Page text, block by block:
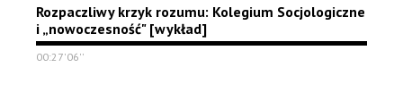
Rozpaczliwy krzyk rozumu: Kolegium Socjologiczne
i „nowoczesność" [wykład]
00:27'06''